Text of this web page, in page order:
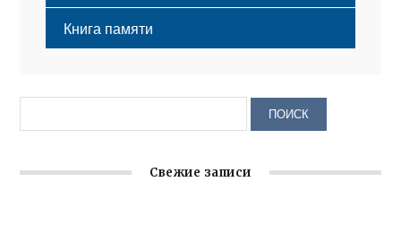
Книга памяти
Свежие записи